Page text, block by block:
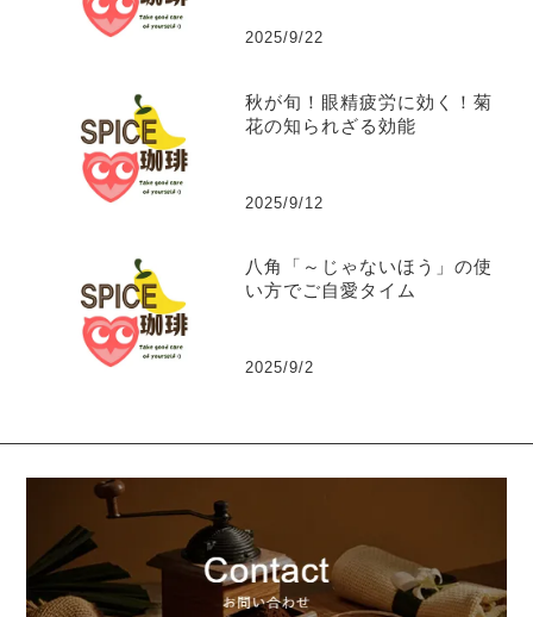
2025/9/22
秋が旬！眼精疲労に効く！菊
花の知られざる効能
2025/9/12
八角「～じゃないほう」の使
い方でご自愛タイム
2025/9/2